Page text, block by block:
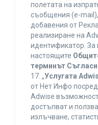
полетата на
съобщения (e-
добавения от
реализиране на
идентификатор. За
настоящите
терминът
17. „Услугата
от Нет Инфо
Adwise
достъпват и
излъчване,